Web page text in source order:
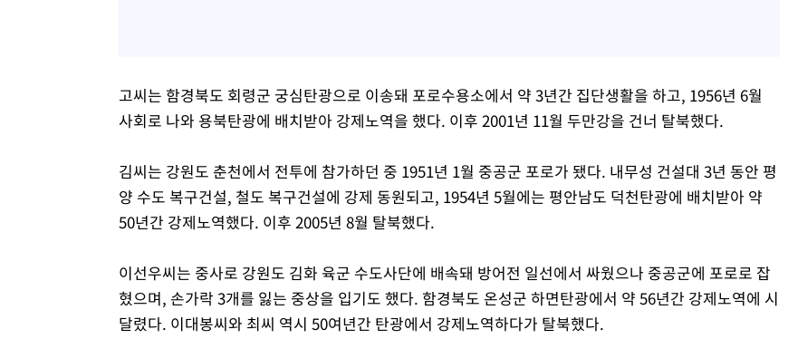
고씨는 함경북도 회령군 궁심탄광으로 이송돼 포로수용소에서 약 3년간 집단생활을 하고, 1956년 6월
사회로 나와 용북탄광에 배치받아 강제노역을 했다. 이후 2001년 11월 두만강을 건너 탈북했다.
김씨는 강원도 춘천에서 전투에 참가하던 중 1951년 1월 중공군 포로가 됐다. 내무성 건설대 3년 동안 평
양 수도 복구건설, 철도 복구건설에 강제 동원되고, 1954년 5월에는 평안남도 덕천탄광에 배치받아 약
50년간 강제노역했다. 이후 2005년 8월 탈북했다.
이선우씨는 중사로 강원도 김화 육군 수도사단에 배속돼 방어전 일선에서 싸웠으나 중공군에 포로로 잡
혔으며, 손가락 3개를 잃는 중상을 입기도 했다. 함경북도 온성군 하면탄광에서 약 56년간 강제노역에 시
달렸다. 이대봉씨와 최씨 역시 50여년간 탄광에서 강제노역하다가 탈북했다.